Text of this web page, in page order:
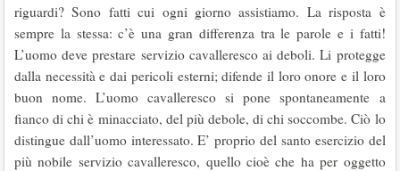
riguardi? Sono fatti cui ogni giorno assistiamo. La risposta è
sempre la stessa: c’è una gran differenza tra le parole e i fatti!
L’uomo deve prestare servizio cavalleresco ai deboli. Li protegge
dalla necessità e dai pericoli esterni; difende il loro onore e il loro
buon nome. L’uomo caval­leresco si pone spontaneamente a
fianco di chi è minacciato, del più debole, di chi soc­combe. Ciò lo
distingue dall’uomo interessato. E’ proprio del santo esercizio del
più nobile servizio cavalleresco, quello cioè che ha per oggetto